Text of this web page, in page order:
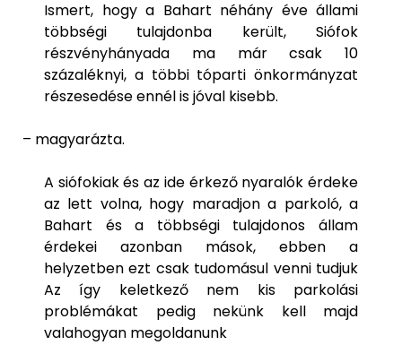
Ismert, hogy a Bahart néhány éve állami
többségi tulajdonba került, Siófok
részvényhányada ma már csak 10
százaléknyi, a többi tóparti önkormányzat
részesedése ennél is jóval kisebb.
– magyarázta.
A siófokiak és az ide érkező nyaralók érdeke
az lett volna, hogy maradjon a parkoló, a
Bahart és a többségi tulajdonos állam
érdekei azonban mások, ebben a
helyzetben ezt csak tudomásul venni tudjuk
Az így keletkező nem kis parkolási
problémákat pedig nekünk kell majd
valahogyan megoldanunk